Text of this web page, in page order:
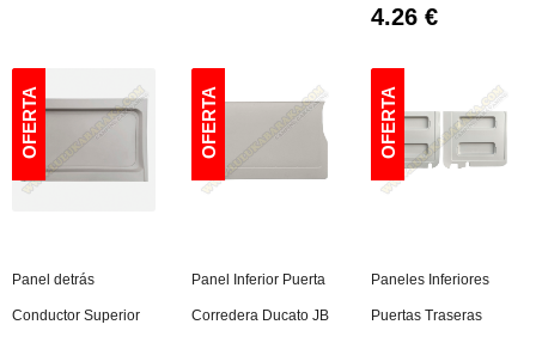
4.26 €
Panel detrás
Conductor Superior
Panel Inferior Puerta
Corredera Ducato JB
Paneles Inferiores
Puertas Traseras